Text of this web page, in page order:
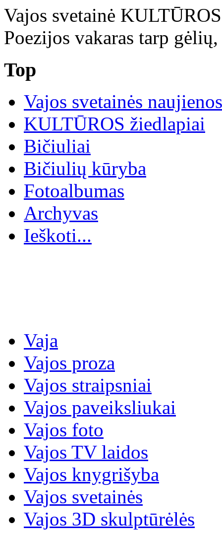
Vajos svetainė
Poezijos vakaras tarp
Top
Vajos svetainės naujienos
KULTŪROS žiedlapiai
Bičiuliai
Bičiulių kūryba
Fotoalbumas
Archyvas
Ieškoti...
Vaja
Vajos proza
Vajos straipsniai
Vajos paveiksliukai
Vajos foto
Vajos TV laidos
Vajos knygrišyba
Vajos svetainės
Vajos 3D skulptūrėlės